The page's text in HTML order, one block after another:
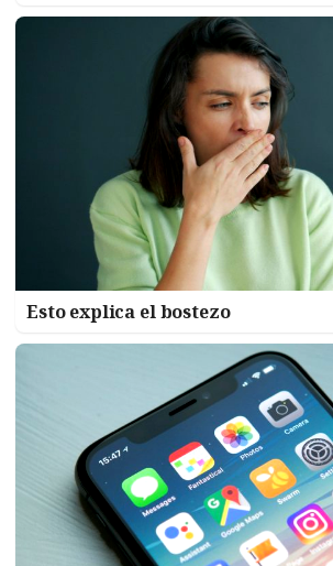
Esto explica el bostezo